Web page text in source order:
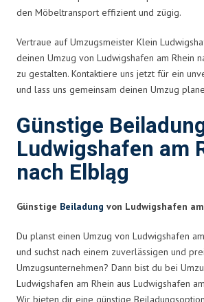
den Möbeltransport effizient und zügig.
Vertraue auf Umzugsmeister Klein
deinen Umzug von Ludwigshafen am Rhein
zu gestalten. Kontaktiere uns jetzt für ein
und lass uns gemeinsam deinen Umzug
Günstige
Ludwigshafen am
nach Elbląg
Günstige Beiladung von Ludwigshafen
Du planst einen Umzug von Ludwigshafen
und suchst nach einem zuverlässigen und
Umzugsunternehmen? Dann bist du bei
Ludwigshafen am Rhein aus Ludwigshafen
Wir bieten dir eine günstige